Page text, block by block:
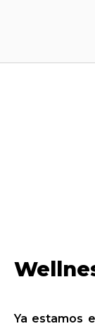
Ya estamos